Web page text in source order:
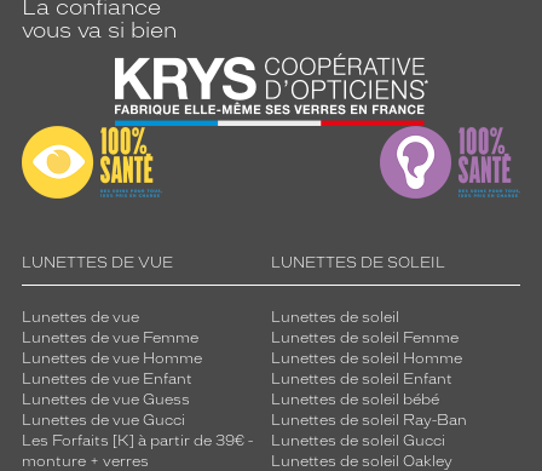
La confiance
vous va si bien
LUNETTES DE VUE
Lunettes de vue
Lunettes de vue Femme
Lunettes de vue Homme
Lunettes de vue Enfant
Lunettes de vue Guess
Lunettes de vue Gucci
Les Forfaits [K] à partir de 39€ -
monture + verres
LUNETTES DE SOLEIL
Lunettes de soleil
Lunettes de soleil Femme
Lunettes de soleil Homme
Lunettes de soleil Enfant
Lunettes de soleil bébé
Lunettes de soleil Ray-Ban
Lunettes de soleil Gucci
Lunettes de soleil Oakley